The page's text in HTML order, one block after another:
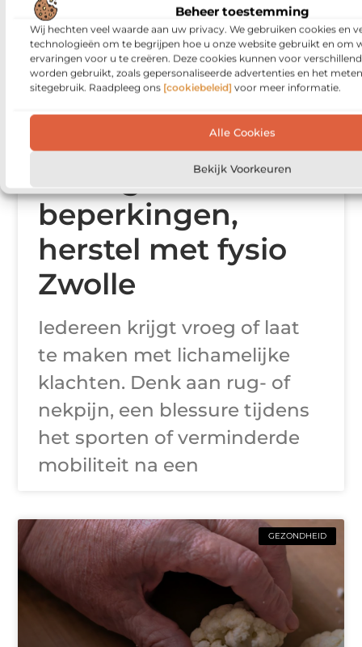
Beheer toestemming
Wij hechten veel waarde aan uw privacy. We gebruiken cookies en
technologieën om te begrijpen hoe u onze website gebruikt en om
ervaringen voor u te creëren. Deze cookies kunnen voor
worden gebruikt, zoals gepersonaliseerde advertenties en het
sitegebruik. Raadpleeg ons [cookiebeleid] voor meer informatie.
Alle Cookies
Bekijk Voorkeuren
Bewegen zonder
beperkingen,
herstel met fysio
Zwolle
Iedereen krijgt vroeg of laat
te maken met lichamelijke
klachten. Denk aan rug- of
nekpijn, een blessure tijdens
het sporten of verminderde
mobiliteit na een
GEZONDHEID